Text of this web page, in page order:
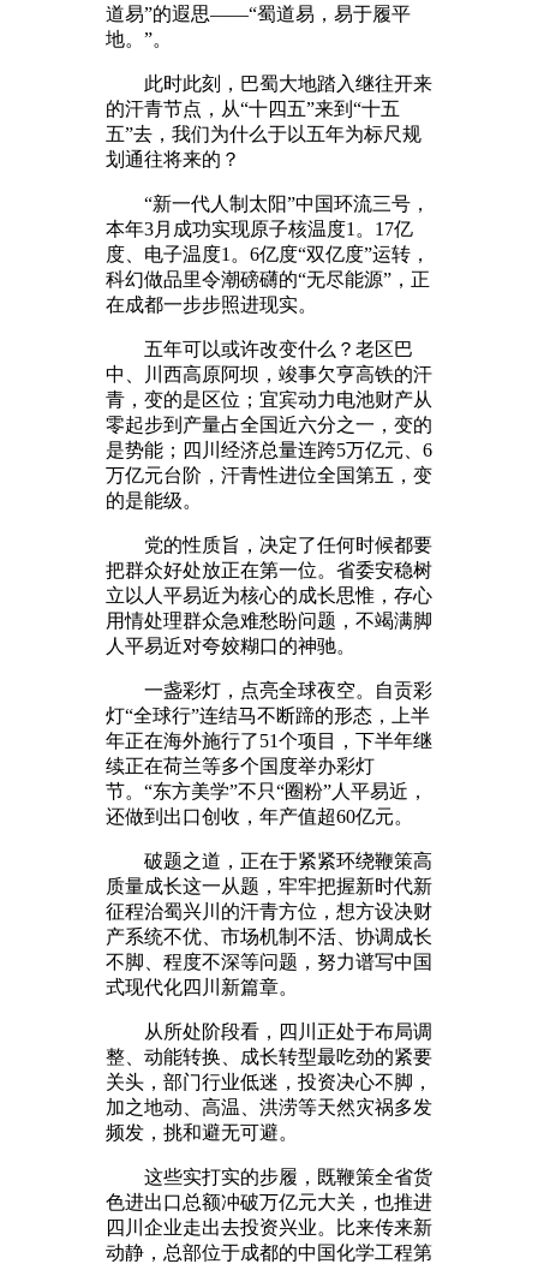
道易”的遐思——“蜀道易，易于履平
地。”。
此时此刻，巴蜀大地踏入继往开来
的汗青节点，从“十四五”来到“十五
五”去，我们为什么于以五年为标尺规
划通往将来的？
“新一代人制太阳”中国环流三号，
本年3月成功实现原子核温度1。17亿
度、电子温度1。6亿度“双亿度”运转，
科幻做品里令潮磅礴的“无尽能源”，正
在成都一步步照进现实。
五年可以或许改变什么？老区巴
中、川西高原阿坝，竣事欠亨高铁的汗
青，变的是区位；宜宾动力电池财产从
零起步到产量占全国近六分之一，变的
是势能；四川经济总量连跨5万亿元、6
万亿元台阶，汗青性进位全国第五，变
的是能级。
党的性质旨，决定了任何时候都要
把群众好处放正在第一位。省委安稳树
立以人平易近为核心的成长思惟，存心
用情处理群众急难愁盼问题，不竭满脚
人平易近对夸姣糊口的神驰。
一盏彩灯，点亮全球夜空。自贡彩
灯“全球行”连结马不断蹄的形态，上半
年正在海外施行了51个项目，下半年继
续正在荷兰等多个国度举办彩灯
节。“东方美学”不只“圈粉”人平易近，
还做到出口创收，年产值超60亿元。
破题之道，正在于紧紧环绕鞭策高
质量成长这一从题，牢牢把握新时代新
征程治蜀兴川的汗青方位，想方设决财
产系统不优、市场机制不活、协调成长
不脚、程度不深等问题，努力谱写中国
式现代化四川新篇章。
从所处阶段看，四川正处于布局调
整、动能转换、成长转型最吃劲的紧要
关头，部门行业低迷，投资决心不脚，
加之地动、高温、洪涝等天然灾祸多发
频发，挑和避无可避。
这些实打实的步履，既鞭策全省货
色进出口总额冲破万亿元大关，也推进
四川企业走出去投资兴业。比来传来新
动静，总部位于成都的中国化学工程第